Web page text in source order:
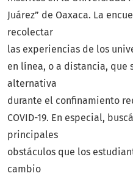
Juárez” de Oaxaca. La
recolectar
las experiencias de los
en línea, o a distancia, que
alternativa
durante el confinamiento
COVID-19. En especial,
principales
obstáculos que los
cambio